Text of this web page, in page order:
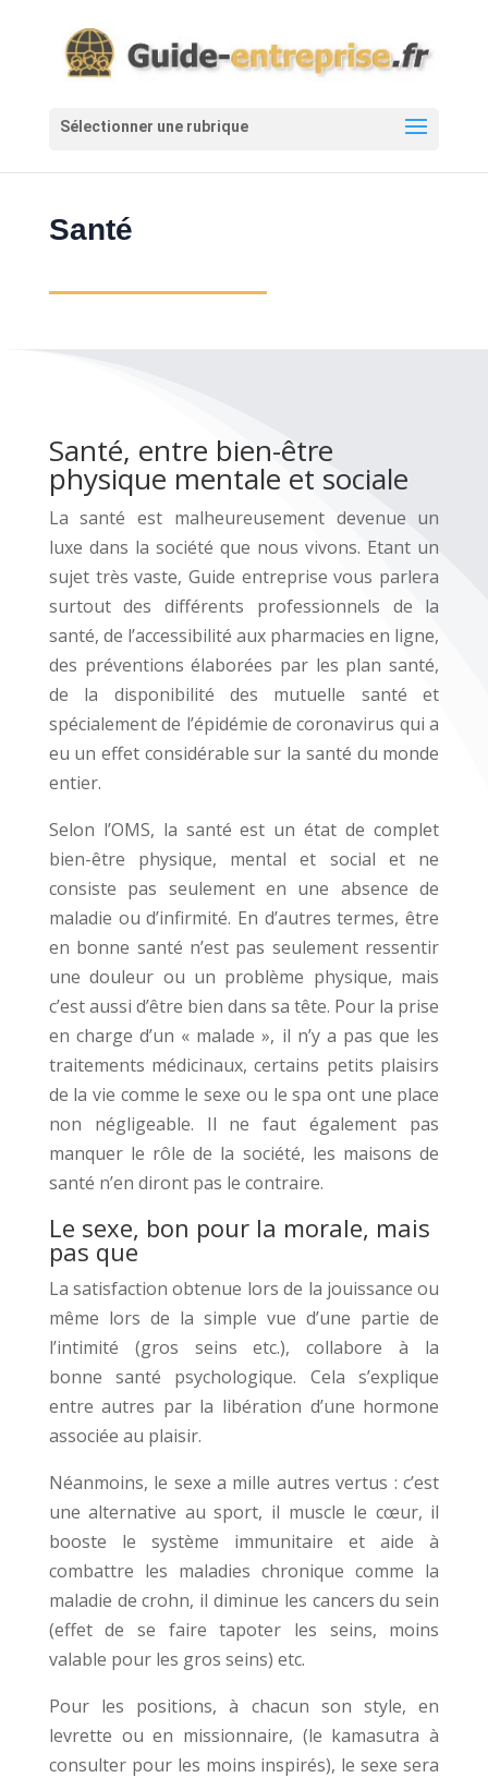
Santé
Santé, entre bien-être
physique mentale et sociale
La santé est malheureusement devenue un
luxe dans la société que nous vivons. Etant un
sujet très vaste, Guide entreprise vous parlera
surtout des différents professionnels de la
santé, de l’accessibilité aux pharmacies en ligne,
des préventions élaborées par les plan santé,
de la disponibilité des mutuelle santé et
spécialement de l’épidémie de coronavirus qui a
eu un effet considérable sur la santé du monde
entier.
Selon l’OMS, la santé est un état de complet
bien-être physique, mental et social et ne
consiste pas seulement en une absence de
maladie ou d’infirmité. En d’autres termes, être
en bonne santé n’est pas seulement ressentir
une douleur ou un problème physique, mais
c’est aussi d’être bien dans sa tête. Pour la prise
en charge d’un « malade », il n’y a pas que les
traitements médicinaux, certains petits plaisirs
de la vie comme le sexe ou le spa ont une place
non négligeable. Il ne faut également pas
manquer le rôle de la société, les maisons de
santé n’en diront pas le contraire.
Le sexe, bon pour la morale, mais
pas que
La satisfaction obtenue lors de la jouissance ou
même lors de la simple vue d’une partie de
l’intimité (gros seins etc.), collabore à la
bonne santé psychologique. Cela s’explique
entre autres par la libération d’une hormone
associée au plaisir.
Néanmoins, le sexe a mille autres vertus : c’est
une alternative au sport, il muscle le cœur, il
booste le système immunitaire et aide à
combattre les maladies chronique comme la
maladie de crohn, il diminue les cancers du sein
(effet de se faire tapoter les seins, moins
valable pour les gros seins) etc.
Pour les positions, à chacun son style, en
levrette ou en missionnaire, (le kamasutra à
consulter pour les moins inspirés), le sexe sera